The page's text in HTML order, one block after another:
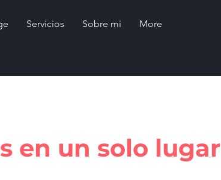
Servicios Sobre mi
More
en un solo lugar